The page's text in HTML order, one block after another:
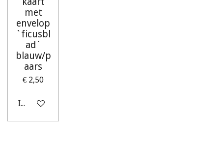
met
envelop
`ficusbl
ad`
blauw/p
aars
€ 2,50
In winkelwagen